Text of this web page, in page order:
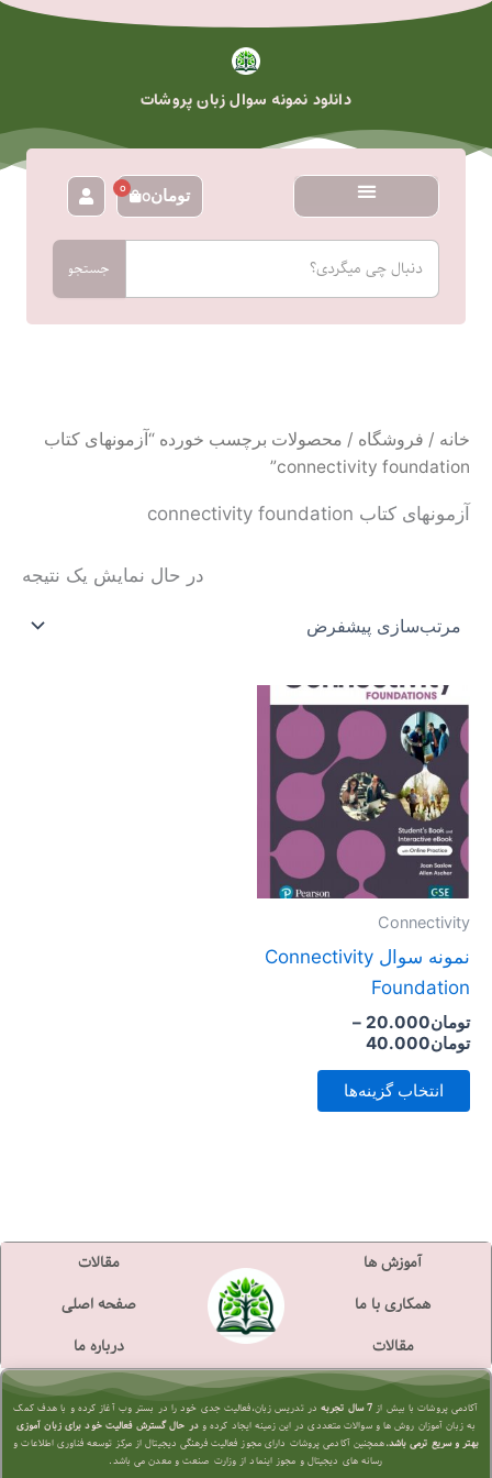
پرش
دانلود نمونه سوال زبان پروشات
تومان0
0سبد
خرید
جستجو
جستجو
خانه / فروشگاه / محصولات برچسب خورده “آزمونهای کتاب
connectivity foundation”
آزمونهای کتاب connectivity foundation
در حال نمایش یک نتیجه
Connectivity
نمونه سوال Connectivity
Foundation
تومان20.000
–
تومان40.000
محدوده
قیمت:
تومان20.000
تا
تومان40.000
انتخاب گزینه‌ها
این
محصول
دارای
مختلفی
باشد.
صفحه
آموزش ها
همکاری با ما
مقالات
مقالات
صفحه اصلی
درباره ما
آکادمی پروشات با بیش از 7 سال تجربه
در تدریس زبان،فعالیت جدی خود را در بستر وب آغاز کرده و با هدف کمک
به زبان آموزان روش ها و سوالات متعددی در این زمینه ایجاد کرده ودر حال گسترش فعالیت خود برای زبان آموزی
بهتر و سریع ترمی باشد.همچنین آکادمی پروشات دارای مجوز فعالیت فرهنگی دیجیتال از مرکز توسعه فناوری اطلاعات و
رسانه های دیجیتال و مجوز اینماد از وزارت صنعت و معدن می باشد.